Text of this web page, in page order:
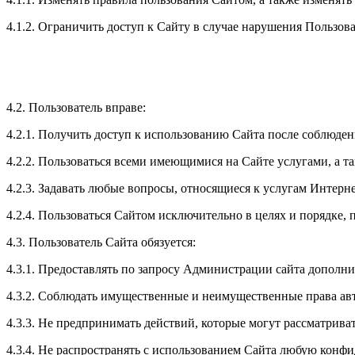
4.1.2. Ограничить доступ к Сайту в случае нарушения
4.2. Пользователь вправе:
4.2.1. Получить доступ к использованию Сайта после
4.2.2. Пользоваться всеми имеющимися на Сайте услугами, а
4.2.3. Задавать любые вопросы, относящиеся к услугам
4.2.4. Пользоваться Сайтом исключительно в целях и
4.3. Пользователь Сайта обязуется:
4.3.1. Предоставлять по запросу Администрации сайта
4.3.2. Соблюдать имущественные и неимущественные права
4.3.3. Не предпринимать действий, которые могут
4.3.4. Не распространять с использованием Сайта любую